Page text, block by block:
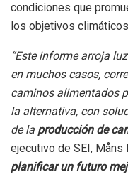
condiciones que
los objetivos
“Este informe arroja
en muchos casos,
caminos alimentados
la alternativa, con
de la producción de
ejecutivo de SEI, Måns
planificar un futuro